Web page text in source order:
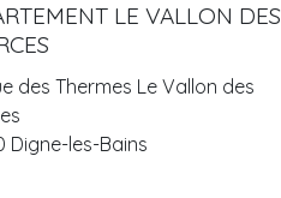
LE VALLON DES
des Thermes Le Vallon des
Digne-les-Bains